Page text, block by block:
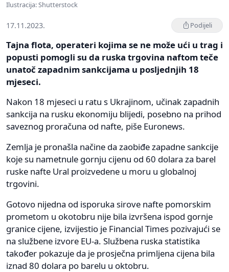
Ilustracija: Shutterstock
17.11.2023. Podijeli
Tajna flota, operateri kojima se ne može ući u trag i
popusti pomogli su da ruska trgovina naftom teče
unatoč zapadnim sankcijama u posljednjih 18
mjeseci.
Nakon 18 mjeseci u ratu s Ukrajinom, učinak zapadnih
sankcija na rusku ekonomiju blijedi, posebno na prihod
saveznog proračuna od nafte, piše Euronews.
Zemlja je pronašla načine da zaobiđe zapadne sankcije
koje su nametnule gornju cijenu od 60 dolara za barel
ruske nafte Ural proizvedene u moru u globalnoj
trgovini.
Gotovo nijedna od isporuka sirove nafte pomorskim
prometom u okotobru nije bila izvršena ispod gornje
granice cijene, izvijestio je Financial Times pozivajući se
na službene izvore EU-a. Službena ruska statistika
također pokazuje da je prosječna primljena cijena bila
iznad 80 dolara po barelu u oktobru.